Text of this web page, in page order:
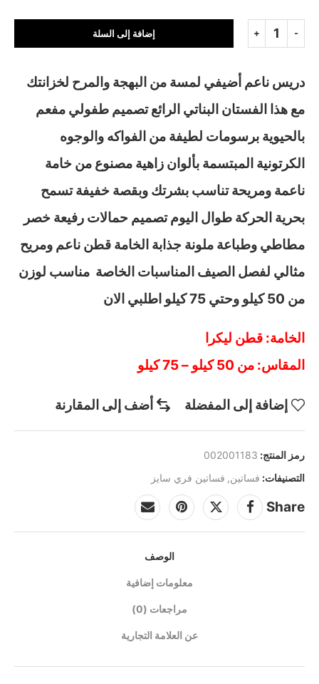
إضافة إلى السلة
دريس ناعم أضيفي لمسة من البهجة والمرح لخزانتك
مع هذا الفستان البناتي الرائع تصميم طفولي مفعم
بالحيوية برسومات لطيفة من الفواكه والوجوه
الكرتونية المبتسمة بألوان زاهية مصنوع من خامة
ناعمة ومريحة تناسب بشرتك وبقصة خفيفة تسمح
بحرية الحركة طوال اليوم تصميم حمالات رفيعة خصر
مطاطي وطباعة ملونة جذابة الخامة قطن ناعم ومريح
مثالي لفصل الصيف المناسبات الخاصة مناسب لوزن
من 50 كيلو وحتي 75 كيلو اطلبي الان
الخامة: قطن ليكرا
المقاس: من 50 كيلو – 75 كيلو
إضافة إلى المفضلة أضف إلى المقارنة
رمز المنتج: 002001183
التصنيفات: فساتين, فساتين فري سايز
Share
الوصف
معلومات إضافية
مراجعات (0)
عن العلامة التجارية